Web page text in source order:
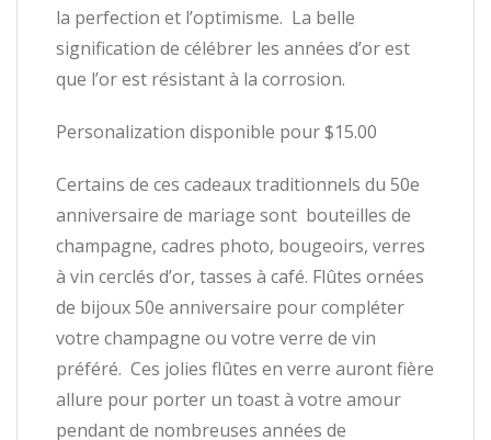
la perfection et l’optimisme. La belle
signification de célébrer les années d’or est
que l’or est résistant à la corrosion.
Personalization disponible pour $15.00
Certains de ces cadeaux traditionnels du 50e
anniversaire de mariage sont bouteilles de
champagne, cadres photo, bougeoirs, verres
à vin cerclés d’or, tasses à café. Flûtes ornées
de bijoux 50e anniversaire pour compléter
votre champagne ou votre verre de vin
préféré. Ces jolies flûtes en verre auront fière
allure pour porter un toast à votre amour
pendant de nombreuses années de